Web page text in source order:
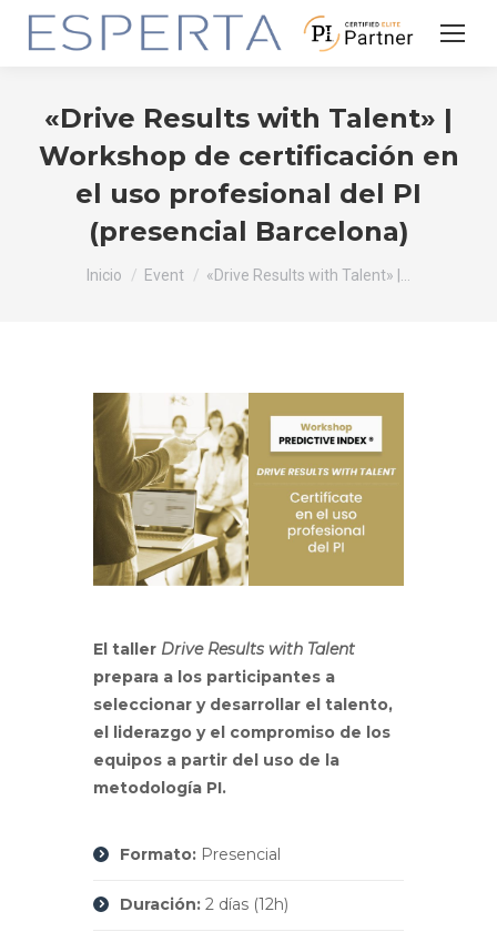
«Drive Results with Talent» |
Workshop de certificación en
el uso profesional del PI
(presencial Barcelona)
Estás aquí:
Inicio Event «Drive Results with Talent» |…
El taller Drive Results with Talent
prepara a los participantes a
seleccionar y desarrollar el talento,
el liderazgo y el compromiso de los
equipos a partir del uso de la
metodología PI.
Formato: Presencial
Duración: 2 días (12h)